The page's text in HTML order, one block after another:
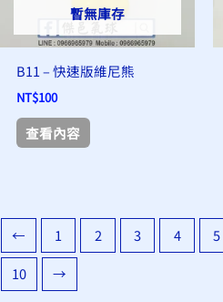
暫無庫存
B11 – 快速版維尼熊
NT$100
查看內容
← 1 2 3 4 5
10 →